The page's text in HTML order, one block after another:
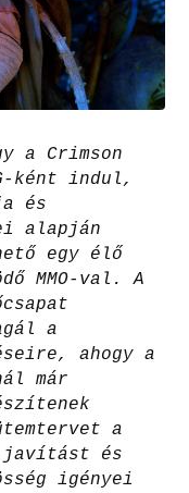
a Crimson
ként indul,
és
alapján
egy élő
MMO-val. A
a
ahogy a
már
a
javítást és
igényei